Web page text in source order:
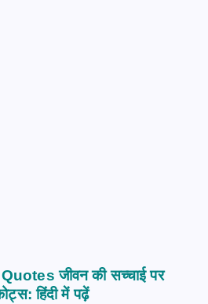
जीवन की सच्चाई पर
हिंदी में पढ़ें